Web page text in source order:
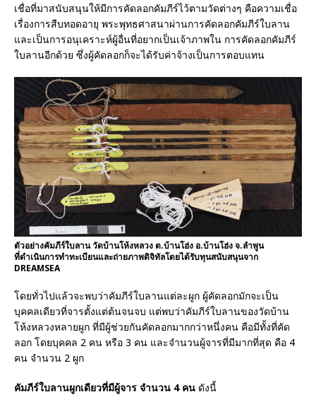
เชื่อที่มาสนับสนุนให้มีการคัดลอกคัมภีร์ไว้ตามวัดต่างๆ คือความเชื่อ
เรื่องการสืบทอดอายุ พระพุทธศาสนาผ่านการคัดลอกคัมภีร์ใบลาน
และเป็นการอนุเคราะห์ผู้อื่นที่อยากเป็นเจ้าภาพใน การคัดลอกคัมภีร์
ใบลานอีกด้วย ซึ่งผู้คัดลอกก็จะได้รับค่าจ้างเป็นการตอบแทน
ตัวอย่างคัมภีร์ใบลาน วัดบ้านโห้งหลวง ต.บ้านโฮ่ง อ.บ้านโฮ่ง จ.ลำพูน
ที่ดำเนินการทำทะเบียนและถ่ายภาพดิจิทัลโดยได้รับทุนสนับสนุนจาก
DREAMSEA
โดยทั่วไปแล้วจะพบว่าคัมภีร์ใบลานแต่ละผูก ผู้คัดลอกมักจะเป็น
บุคคลเดียวที่จารตั้งแต่ต้นจนจบ แต่พบว่าคัมภีร์ใบลานของวัดบ้าน
โห้งหลวงหลายผูก ที่มีผู้ช่วยกันคัดลอกมากกว่าหนึ่งคน คือมีทั้งที่คัด
ลอก โดยบุคคล 2 คน หรือ 3 คน และจำนวนผู้จารที่มีมากที่สุด คือ 4
คน จำนวน 2 ผูก
คัมภีร์ใบลานผูกเดียวที่มีผู้จาร จำนวน 4 คน ดังนี้